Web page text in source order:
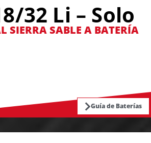
32 Li – Solo
SIERRA SABLE A BATERÍA
Guía de Baterías